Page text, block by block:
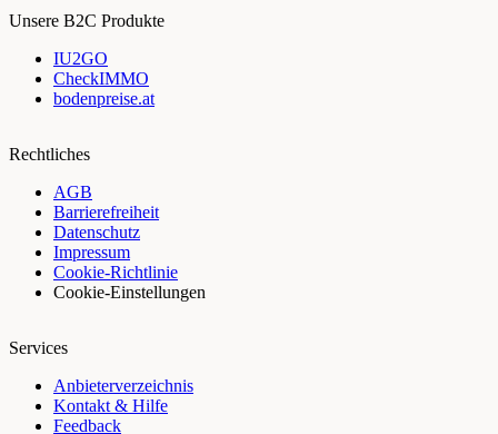
Unsere B2C Produkte
IU2GO
CheckIMMO
bodenpreise.at
Rechtliches
AGB
Barrierefreiheit
Datenschutz
Impressum
Cookie-Richtlinie
Cookie-Einstellungen
Services
Anbieterverzeichnis
Kontakt & Hilfe
Feedback